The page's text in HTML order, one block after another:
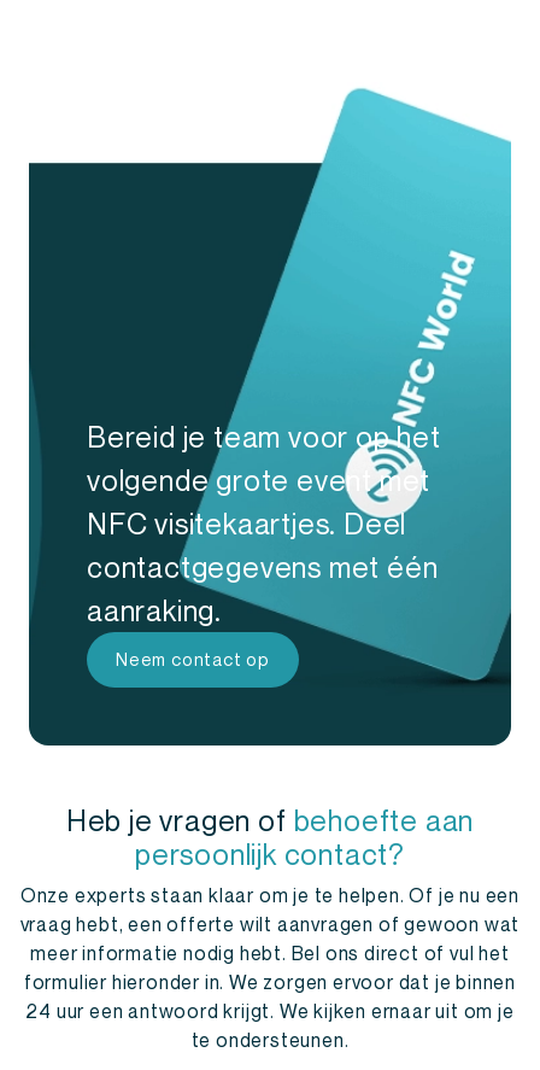
Bereid je team voor op het
volgende grote event met
NFC visitekaartjes. Deel
contactgegevens met één
aanraking.
Neem contact op
Heb je vragen of behoefte aan
persoonlijk contact?
Onze experts staan klaar om je te helpen. Of je nu een
vraag hebt, een offerte wilt aanvragen of gewoon wat
meer informatie nodig hebt. Bel ons direct of vul het
formulier hieronder in. We zorgen ervoor dat je binnen
24 uur een antwoord krijgt. We kijken ernaar uit om je
te ondersteunen.